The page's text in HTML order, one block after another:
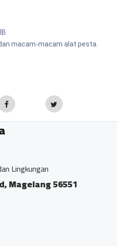
macam-macam alat pesta.
Pembenihan dan Budidaya Ikan
Mungkid, Magelang